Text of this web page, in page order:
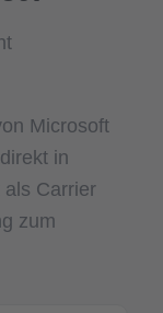
Microsoft
in
als Carrier
zum